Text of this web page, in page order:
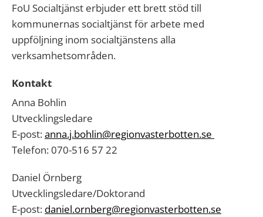
FoU Socialtjänst erbjuder ett brett stöd till
kommunernas socialtjänst för arbete med
uppföljning inom socialtjänstens alla
verksamhetsområden.
Kontakt
Anna Bohlin
Utvecklingsledare
E-post:anna.j.bohlin@regionvasterbotten.se
Telefon: 070-516 57 22
Daniel Örnberg
Utvecklingsledare/Doktorand
E-post: daniel.ornberg@regionvasterbotten.se